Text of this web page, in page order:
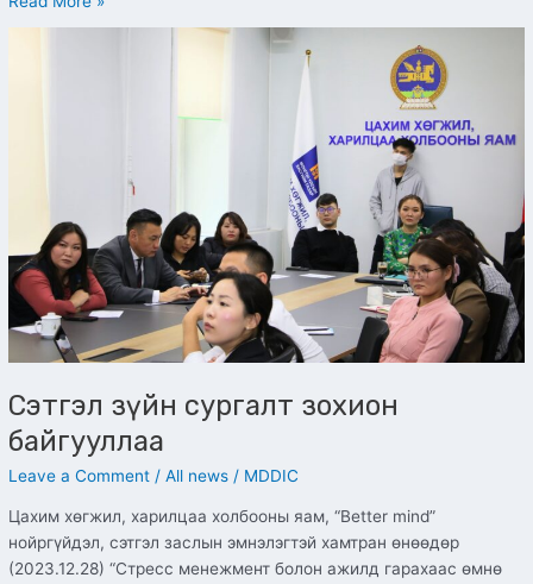
Сэтгэл зүйн сургалт зохион
байгууллаа
Leave a Comment /All news / MDDIC
Цахим хөгжил, харилцаа холбооны яам, “Better mind”
нойргүйдэл, сэтгэл заслын эмнэлэгтэй хамтран өнөөдөр
(2023.12.28) “Стресс менежмент болон ажилд гарахаас өмнө